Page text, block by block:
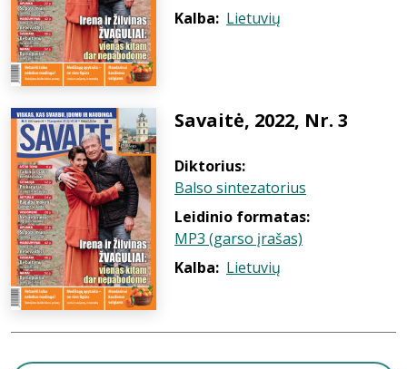
Kalba: Lietuvių
Savaitė, 2022, Nr. 3
Diktorius:
Balso sintezatorius
Leidinio formatas:
MP3 (garso įrašas)
Kalba: Lietuvių